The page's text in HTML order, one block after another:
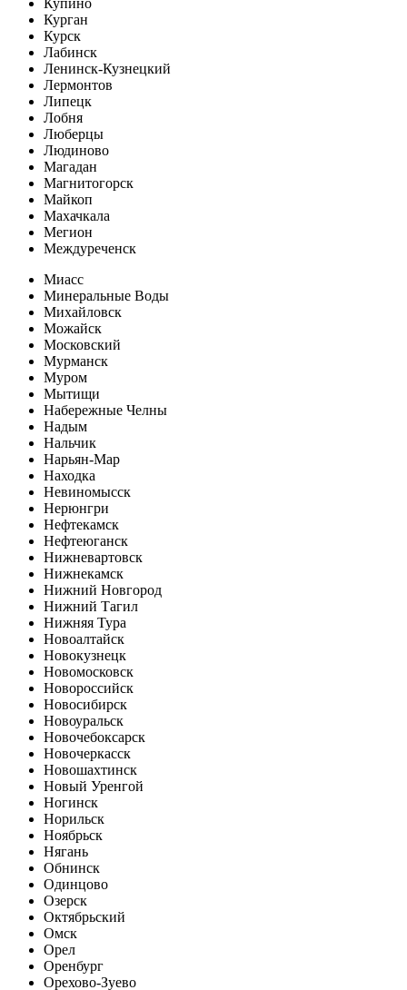
Курган
Курск
Лабинск
Ленинск-Кузнецкий
Лермонтов
Липецк
Лобня
Люберцы
Людиново
Магадан
Магнитогорск
Майкоп
Махачкала
Мегион
Междуреченск
Миасс
Минеральные Воды
Михайловск
Можайск
Московский
Мурманск
Муром
Мытищи
Набережные Челны
Надым
Нальчик
Нарьян-Мар
Находка
Невиномысск
Нерюнгри
Нефтекамск
Нефтеюганск
Нижневартовск
Нижнекамск
Нижний Новгород
Нижний Тагил
Нижняя Тура
Новоалтайск
Новокузнецк
Новомосковск
Новороссийск
Новосибирск
Новоуральск
Новочебоксарск
Новочеркасск
Новошахтинск
Новый Уренгой
Ногинск
Норильск
Ноябрьск
Нягань
Обнинск
Одинцово
Озерск
Октябрьский
Омск
Орел
Оренбург
Орехово-Зуево